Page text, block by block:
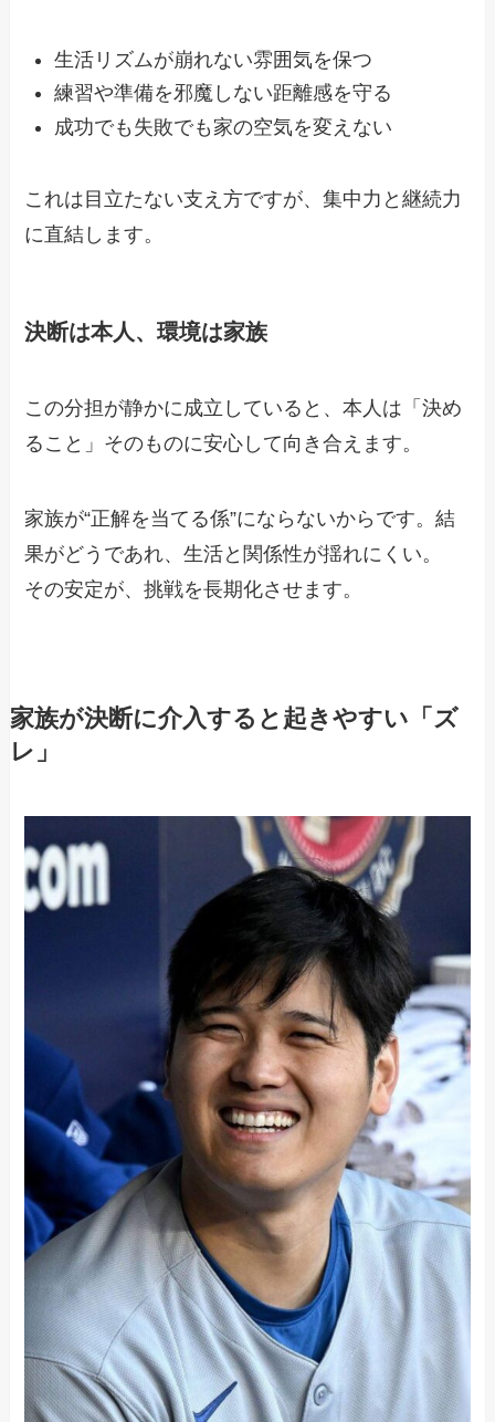
生活リズムが崩れない雰囲気を保つ
練習や準備を邪魔しない距離感を守る
成功でも失敗でも家の空気を変えない
これは目立たない支え方ですが、集中力と継続力
に直結します。
決断は本人、環境は家族
この分担が静かに成立していると、本人は「決め
ること」そのものに安心して向き合えます。
家族が“正解を当てる係”にならないからです。結
果がどうであれ、生活と関係性が揺れにくい。
その安定が、挑戦を長期化させます。
家族が決断に介入すると起きやすい「ズ
レ」